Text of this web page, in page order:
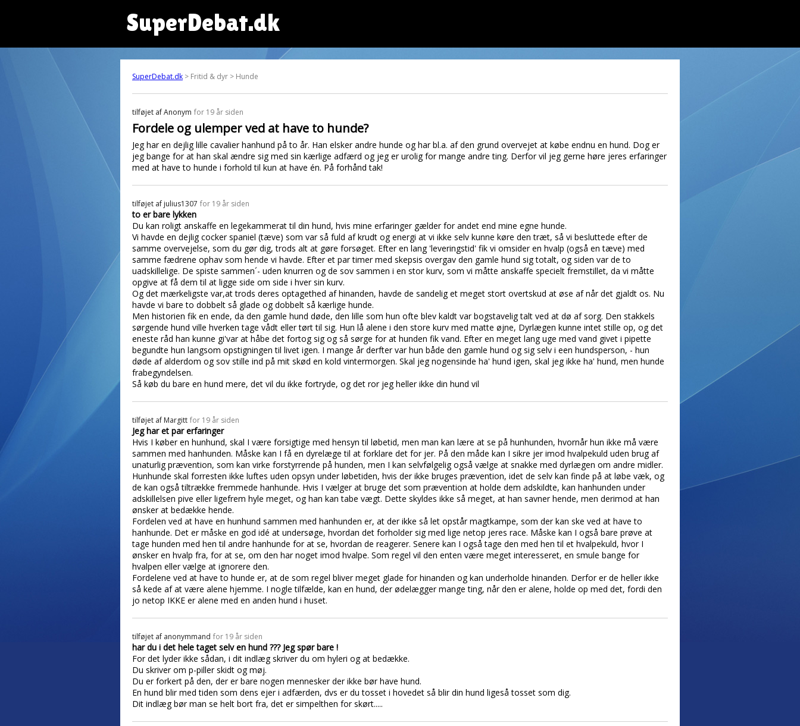
SuperDebat.dk
SuperDebat.dk > Fritid & dyr > Hunde
tilføjet afAnonym for 19 år siden
Fordele og ulemper ved at have to hunde?
Jeg har en dejlig lille cavalier hanhund på to år. Han elsker andre hunde og har bl.a. af den grund overvejet at købe endnu en hund. Dog er
jeg bange for at han skal ændre sig med sin kærlige adfærd og jeg er urolig for mange andre ting. Derfor vil jeg gerne høre jeres erfaringer
med at have to hunde i forhold til kun at have én. På forhånd tak!
tilføjet af julius1307 for 19 år siden
to er bare lykken
Du kan roligt anskaffe en legekammerat til din hund, hvis mine erfaringer gælder for andet end mine egne hunde.
Vi havde en dejlig cocker spaniel (tæve) som var så fuld af krudt og energi at vi ikke selv kunne køre den træt, så vi besluttede efter de
samme overvejelse, som du gør dig, trods alt at gøre forsøget. Efter en lang 'leveringstid' fik vi omsider en hvalp (også en tæve) med
samme fædrene ophav som hende vi havde. Efter et par timer med skepsis overgav den gamle hund sig totalt, og siden var de to
uadskillelige. De spiste sammen´- uden knurren og de sov sammen i en stor kurv, som vi måtte anskaffe specielt fremstillet, da vi måtte
opgive at få dem til at ligge side om side i hver sin kurv.
Og det mærkeligste var,at trods deres optagethed af hinanden, havde de sandelig et meget stort overtskud at øse af når det gjaldt os. Nu
havde vi bare to dobbelt så glade og dobbelt så kærlige hunde.
Men historien fik en ende, da den gamle hund døde, den lille som hun ofte blev kaldt var bogstavelig talt ved at dø af sorg. Den stakkels
sørgende hund ville hverken tage vådt eller tørt til sig. Hun lå alene i den store kurv med matte øjne, Dyrlægen kunne intet stille op, og det
eneste råd han kunne gi'var at håbe det fortog sig og så sørge for at hunden fik vand. Efter en meget lang uge med vand givet i pipette
begundte hun langsom opstigningen til livet igen. I mange år derfter var hun både den gamle hund og sig selv i een hundsperson, - hun
døde af alderdom og sov stille ind på mit skød en kold vintermorgen. Skal jeg nogensinde ha' hund igen, skal jeg ikke ha' hund, men hunde
frabegyndelsen.
Så køb du bare en hund mere, det vil du ikke fortryde, og det ror jeg heller ikke din hund vil
tilføjet af Margitt for 19 år siden
Jeg har et par erfaringer
Hvis I køber en hunhund, skal I være forsigtige med hensyn til løbetid, men man kan lære at se på hunhunden, hvornår hun ikke må være
sammen med hanhunden. Måske kan I få en dyrelæge til at forklare det for jer. På den måde kan I sikre jer imod hvalpekuld uden brug af
unaturlig prævention, som kan virke forstyrrende på hunden, men I kan selvfølgelig også vælge at snakke med dyrlægen om andre midler.
Hunhunde skal forresten ikke luftes uden opsyn under løbetiden, hvis der ikke bruges prævention, idet de selv kan finde på at løbe væk, og
de kan også tiltrække fremmede hanhunde. Hvis I vælger at bruge det som prævention at holde dem adskildte, kan hanhunden under
adskillelsen pive eller ligefrem hyle meget, og han kan tabe vægt. Dette skyldes ikke så meget, at han savner hende, men derimod at han
ønsker at bedække hende.
Fordelen ved at have en hunhund sammen med hanhunden er, at der ikke så let opstår magtkampe, som der kan ske ved at have to
hanhunde. Det er måske en god idé at undersøge, hvordan det forholder sig med lige netop jeres race. Måske kan I også bare prøve at
tage hunden med hen til andre hanhunde for at se, hvordan de reagerer. Senere kan I også tage den med hen til et hvalpekuld, hvor I
ønsker en hvalp fra, for at se, om den har noget imod hvalpe. Som regel vil den enten være meget interesseret, en smule bange for
hvalpen eller vælge at ignorere den.
Fordelene ved at have to hunde er, at de som regel bliver meget glade for hinanden og kan underholde hinanden. Derfor er de heller ikke
så kede af at være alene hjemme. I nogle tilfælde, kan en hund, der ødelægger mange ting, når den er alene, holde op med det, fordi den
jo netop IKKE er alene med en anden hund i huset.
tilføjet af anonymmand for 19 år siden
har du i det hele taget selv en hund ??? Jeg spør bare !
For det lyder ikke sådan, i dit indlæg skriver du om hyleri og at bedække.
Du skriver om p-piller skidt og møj.
Du er forkert på den, der er bare nogen mennesker der ikke bør have hund.
En hund blir med tiden som dens ejer i adfærden, dvs er du tosset i hovedet så blir din hund ligeså tosset som dig.
Dit indlæg bør man se helt bort fra, det er simpelthen for skørt.....